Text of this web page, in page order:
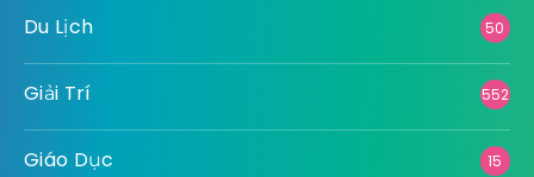
Du Lịch 50
Giải Trí 552
Giáo Dục 15